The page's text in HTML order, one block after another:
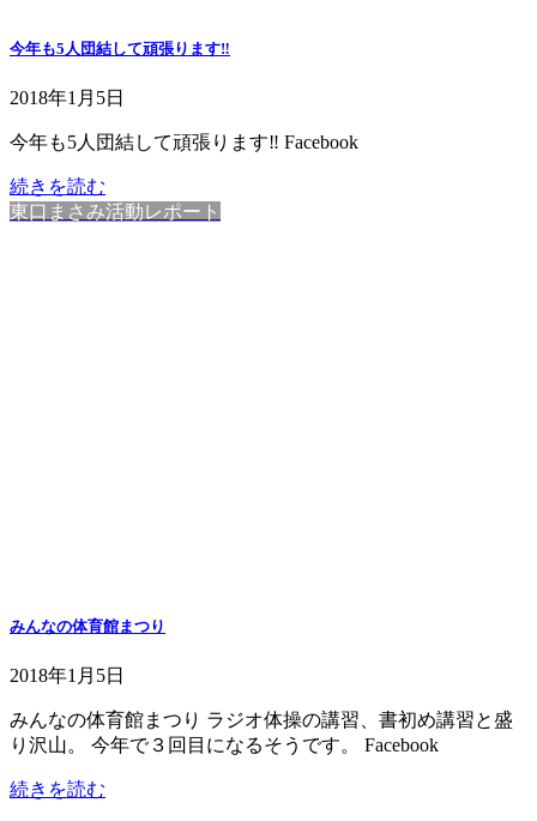
今年も5人団結して頑張ります‼️
2018年1月5日
今年も5人団結して頑張ります‼️ Facebook
続きを読む
東口まさみ活動レポート
みんなの体育館まつり
2018年1月5日
みんなの体育館まつり ラジオ体操の講習、書初め講習と盛
り沢山。 今年で３回目になるそうです。 Facebook
続きを読む